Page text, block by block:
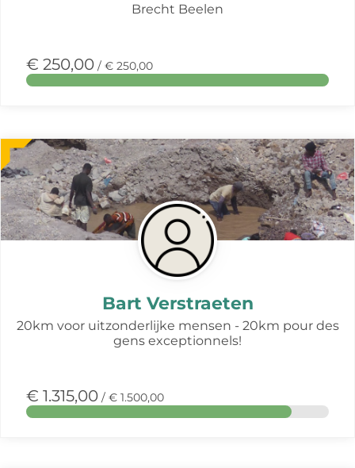
Brecht Beelen
€ 250,00 / € 250,00
Bart Verstraeten
20km voor uitzonderlijke mensen - 20km pour des
gens exceptionnels!
€ 1.315,00 / € 1.500,00
Meer
over
deze
actie